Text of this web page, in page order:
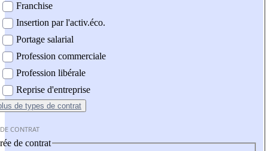
Franchise
Insertion par l'activ.éco.
Portage salarial
Profession commerciale
Profession libérale
Reprise d'entreprise
de types de contrat
CONTRAT
de contrat